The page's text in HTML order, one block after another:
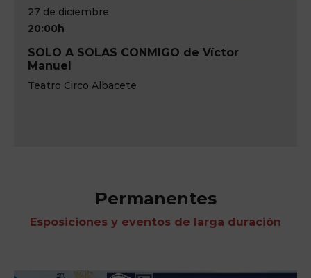
17 de octubre
IM-PULSE Pink Floyd Tribute Live
Permanentes
Esposiciones y eventos de larga duración